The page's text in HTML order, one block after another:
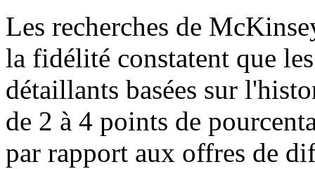
Les recherches de
la fidélité constatent que
détaillants basées sur
de 2 à 4 points de
par rapport aux offres de